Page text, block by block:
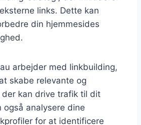
links. Dette kan
din hjemmesides
arbejder med linkbuilding,
skabe relevante og
kan drive trafik til dit
analysere dine
for at identificere